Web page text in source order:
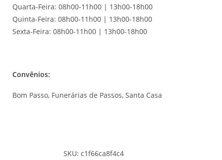
Quarta-Feira: 08h00-11h00 | 13h00-18h00
Quinta-Feira: 08h00-11h00 | 13h00-18h00
Sexta-Feira: 08h00-11h00 | 13h00-18h00
Convênios:
Bom Passo, Funerárias de Passos, Santa Casa
SKU: c1f66ca8f4c4